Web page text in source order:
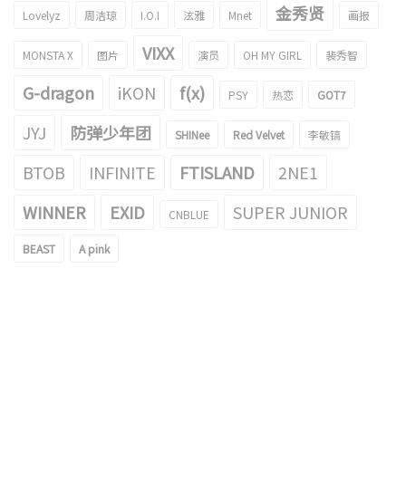
Lovelyz 周洁琼 I.O.I 泫雅 Mnet 金秀贤 画报
MONSTA X 图片 VIXX 演员 OH MY GIRL 裴秀智
G-dragon iKON f(x) PSY 热恋 GOT7
JYJ 防弹少年团 SHINee Red Velvet 李敏镐
BTOB INFINITE FTISLAND
2NE1
WINNER
EXID CNBLUE SUPER JUNIOR
BEAST A pink